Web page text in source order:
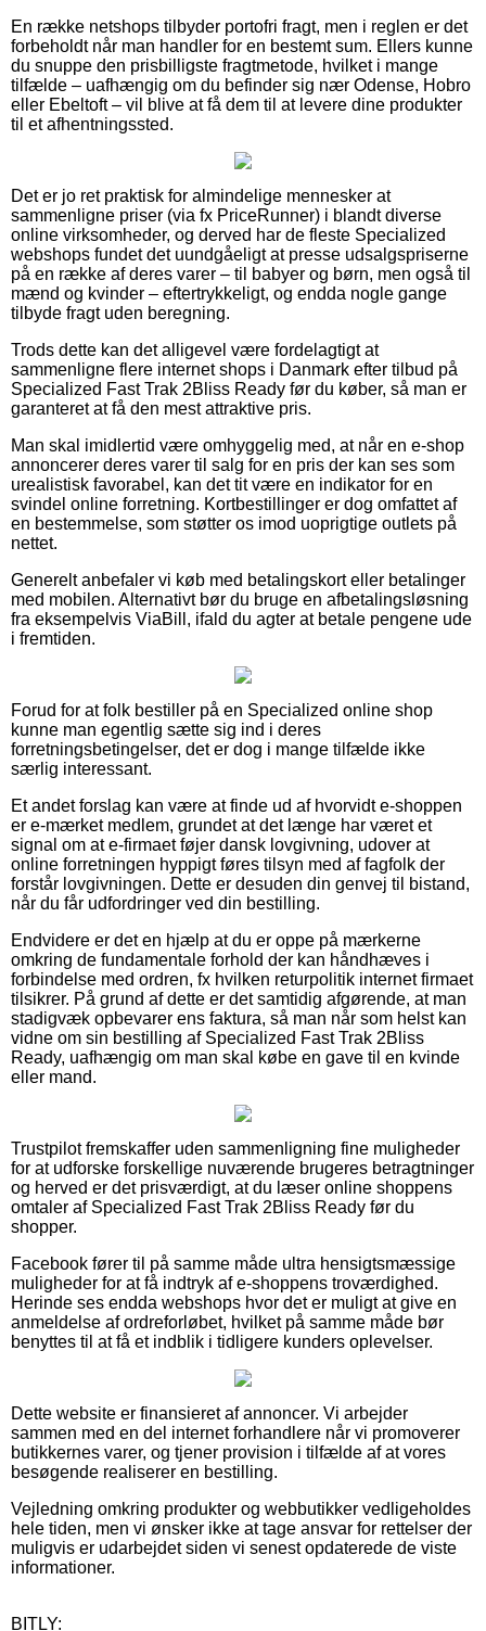
En række netshops tilbyder portofri fragt, men i reglen er det
forbeholdt når man handler for en bestemt sum. Ellers kunne
du snuppe den prisbilligste fragtmetode, hvilket i mange
tilfælde – uafhængig om du befinder sig nær Odense, Hobro
eller Ebeltoft – vil blive at få dem til at levere dine produkter
til et afhentningssted.
Det er jo ret praktisk for almindelige mennesker at
sammenligne priser (via fx PriceRunner) i blandt diverse
online virksomheder, og derved har de fleste Specialized
webshops fundet det uundgåeligt at presse udsalgspriserne
på en række af deres varer – til babyer og børn, men også til
mænd og kvinder – eftertrykkeligt, og endda nogle gange
tilbyde fragt uden beregning.
Trods dette kan det alligevel være fordelagtigt at
sammenligne flere internet shops i Danmark efter tilbud på
Specialized Fast Trak 2Bliss Ready før du køber, så man er
garanteret at få den mest attraktive pris.
Man skal imidlertid være omhyggelig med, at når en e-shop
annoncerer deres varer til salg for en pris der kan ses som
urealistisk favorabel, kan det tit være en indikator for en
svindel online forretning. Kortbestillinger er dog omfattet af
en bestemmelse, som støtter os imod uoprigtige outlets på
nettet.
Generelt anbefaler vi køb med betalingskort eller betalinger
med mobilen. Alternativt bør du bruge en afbetalingsløsning
fra eksempelvis ViaBill, ifald du agter at betale pengene ude
i fremtiden.
Forud for at folk bestiller på en Specialized online shop
kunne man egentlig sætte sig ind i deres
forretningsbetingelser, det er dog i mange tilfælde ikke
særlig interessant.
Et andet forslag kan være at finde ud af hvorvidt e-shoppen
er e-mærket medlem, grundet at det længe har været et
signal om at e-firmaet føjer dansk lovgivning, udover at
online forretningen hyppigt føres tilsyn med af fagfolk der
forstår lovgivningen. Dette er desuden din genvej til bistand,
når du får udfordringer ved din bestilling.
Endvidere er det en hjælp at du er oppe på mærkerne
omkring de fundamentale forhold der kan håndhæves i
forbindelse med ordren, fx hvilken returpolitik internet firmaet
tilsikrer. På grund af dette er det samtidig afgørende, at man
stadigvæk opbevarer ens faktura, så man når som helst kan
vidne om sin bestilling af Specialized Fast Trak 2Bliss
Ready, uafhængig om man skal købe en gave til en kvinde
eller mand.
Trustpilot fremskaffer uden sammenligning fine muligheder
for at udforske forskellige nuværende brugeres betragtninger
og herved er det prisværdigt, at du læser online shoppens
omtaler af Specialized Fast Trak 2Bliss Ready før du
shopper.
Facebook fører til på samme måde ultra hensigtsmæssige
muligheder for at få indtryk af e-shoppens troværdighed.
Herinde ses endda webshops hvor det er muligt at give en
anmeldelse af ordreforløbet, hvilket på samme måde bør
benyttes til at få et indblik i tidligere kunders oplevelser.
Dette website er finansieret af annoncer. Vi arbejder
sammen med en del internet forhandlere når vi promoverer
butikkernes varer, og tjener provision i tilfælde af at vores
besøgende realiserer en bestilling.
Vejledning omkring produkter og webbutikker vedligeholdes
hele tiden, men vi ønsker ikke at tage ansvar for rettelser der
muligvis er udarbejdet siden vi senest opdaterede de viste
informationer.
BITLY: